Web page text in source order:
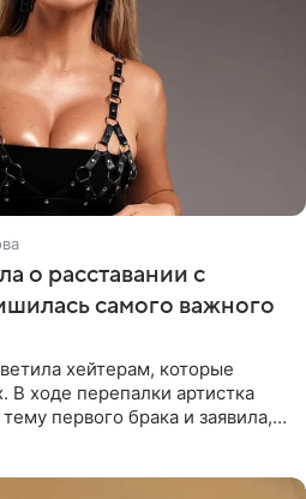
о расставании с
самого важного
хейтерам, которые
В ходе перепалки артистка
первого брака и заявила,